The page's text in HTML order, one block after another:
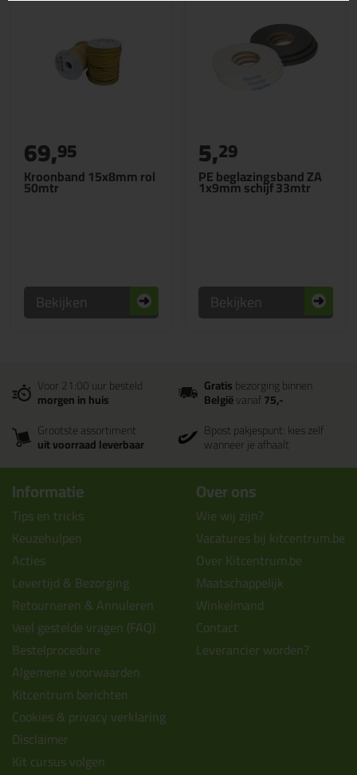
Kroonband 15x8mm rol
50mtr
69,95
Bekijken
PE beglazingsband ZA
1x9mm schijf 33mtr
5,29
Bekijken
Voor 21:00 uur besteld
morgen in huis
Gratisbezorging binnen
Belgiëvanaf75,-
Grootste assortiment
uit voorraad leverbaar
Bpost pakjespunt: kies zelf
wanneer je afhaalt
Informatie
Tips en tricks
Keuzehulpen
Acties
Levertijd & Bezorging
Retourneren & Annuleren
Veel gestelde vragen (FAQ)
Bestelprocedure
Algemene voorwaarden
Kitcentrum berichten
Cookies & privacy verklaring
Disclaimer
Kit cursus volgen
Over ons
Wie wij zijn?
Vacatures bij kitcentrum.be
Over Kitcentrum.be
Maatschappelijk
Winkelmand
Contact
Leverancier worden?